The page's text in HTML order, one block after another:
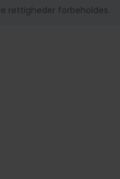
rettigheder forbeholdes.